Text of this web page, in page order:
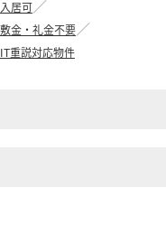
居可
金・礼金不要
重説対応物件